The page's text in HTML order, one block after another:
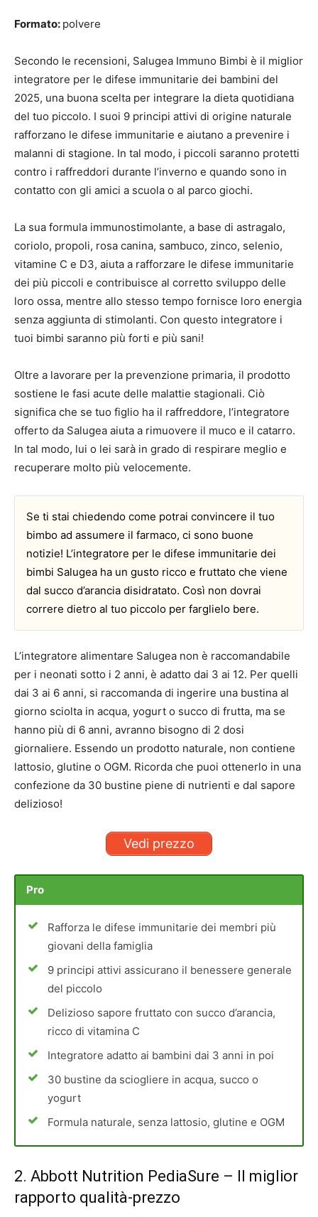
Formato: polvere
Secondo le recensioni, Salugea Immuno Bimbi è il miglior
integratore per le difese immunitarie dei bambini del
2025, una buona scelta per integrare la dieta quotidiana
del tuo piccolo. I suoi 9 principi attivi di origine naturale
rafforzano le difese immunitarie e aiutano a prevenire i
malanni di stagione. In tal modo, i piccoli saranno protetti
contro i raffreddori durante l’inverno e quando sono in
contatto con gli amici a scuola o al parco giochi.
La sua formula immunostimolante, a base di astragalo,
coriolo, propoli, rosa canina, sambuco, zinco, selenio,
vitamine C e D3, aiuta a rafforzare le difese immunitarie
dei più piccoli e contribuisce al corretto sviluppo delle
loro ossa, mentre allo stesso tempo fornisce loro energia
senza aggiunta di stimolanti. Con questo integratore i
tuoi bimbi saranno più forti e più sani!
Oltre a lavorare per la prevenzione primaria, il prodotto
sostiene le fasi acute delle malattie stagionali. Ciò
significa che se tuo figlio ha il raffreddore, l’integratore
offerto da Salugea aiuta a rimuovere il muco e il catarro.
In tal modo, lui o lei sarà in grado di respirare meglio e
recuperare molto più velocemente.
Se ti stai chiedendo come potrai convincere il tuo
bimbo ad assumere il farmaco, ci sono buone
notizie! L’integratore per le difese immunitarie dei
bimbi Salugea ha un gusto ricco e fruttato che viene
dal succo d’arancia disidratato. Così non dovrai
correre dietro al tuo piccolo per farglielo bere.
L’integratore alimentare Salugea non è raccomandabile
per i neonati sotto i 2 anni, è adatto dai 3 ai 12. Per quelli
dai 3 ai 6 anni, si raccomanda di ingerire una bustina al
giorno sciolta in acqua, yogurt o succo di frutta, ma se
hanno più di 6 anni, avranno bisogno di 2 dosi
giornaliere. Essendo un prodotto naturale, non contiene
lattosio, glutine o OGM. Ricorda che puoi ottenerlo in una
confezione da 30 bustine piene di nutrienti e dal sapore
delizioso!
Vedi prezzo
Pro
Rafforza le difese immunitarie dei membri più
giovani della famiglia
9 principi attivi assicurano il benessere generale
del piccolo
Delizioso sapore fruttato con succo d’arancia,
ricco di vitamina C
Integratore adatto ai bambini dai 3 anni in poi
30 bustine da sciogliere in acqua, succo o
yogurt
Formula naturale, senza lattosio, glutine e OGM
2. Abbott Nutrition PediaSure – Il miglior
rapporto qualità-prezzo